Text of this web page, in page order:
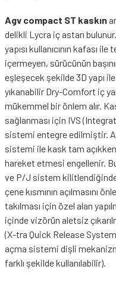
Agv compact ST kaskın
delikli Lycra iç astarı
yapısı kullanıcının kafası
içermeyen, sürücünün
eşleşecek şekilde 3D yapı
yıkanabilir Dry-Comfort iç
mükemmel bir önlem alır.
sağlanması için IVS
sistemi entegre edilmiştir.
sistemi ile kask tam
hareket etmesi engellenir.
ve P/J sistem kilitlendiğinde
çene kısmının açılmasını
takılması için özel alan
içinde vizörün aletsiz
(X-tra Quick Release
açma sistemi dişli
farklı şekilde kullanılabilir).